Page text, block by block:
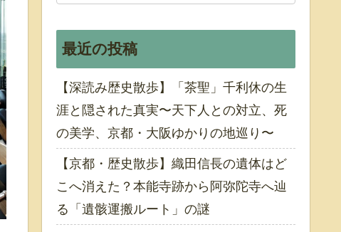
最近の投稿
【深読み歴史散歩】「茶聖」千利休の生
涯と隠された真実〜天下人との対立、死
の美学、京都・大阪ゆかりの地巡り〜
【京都・歴史散歩】織田信長の遺体はど
こへ消えた？本能寺跡から阿弥陀寺へ辿
る「遺骸運搬ルート」の謎